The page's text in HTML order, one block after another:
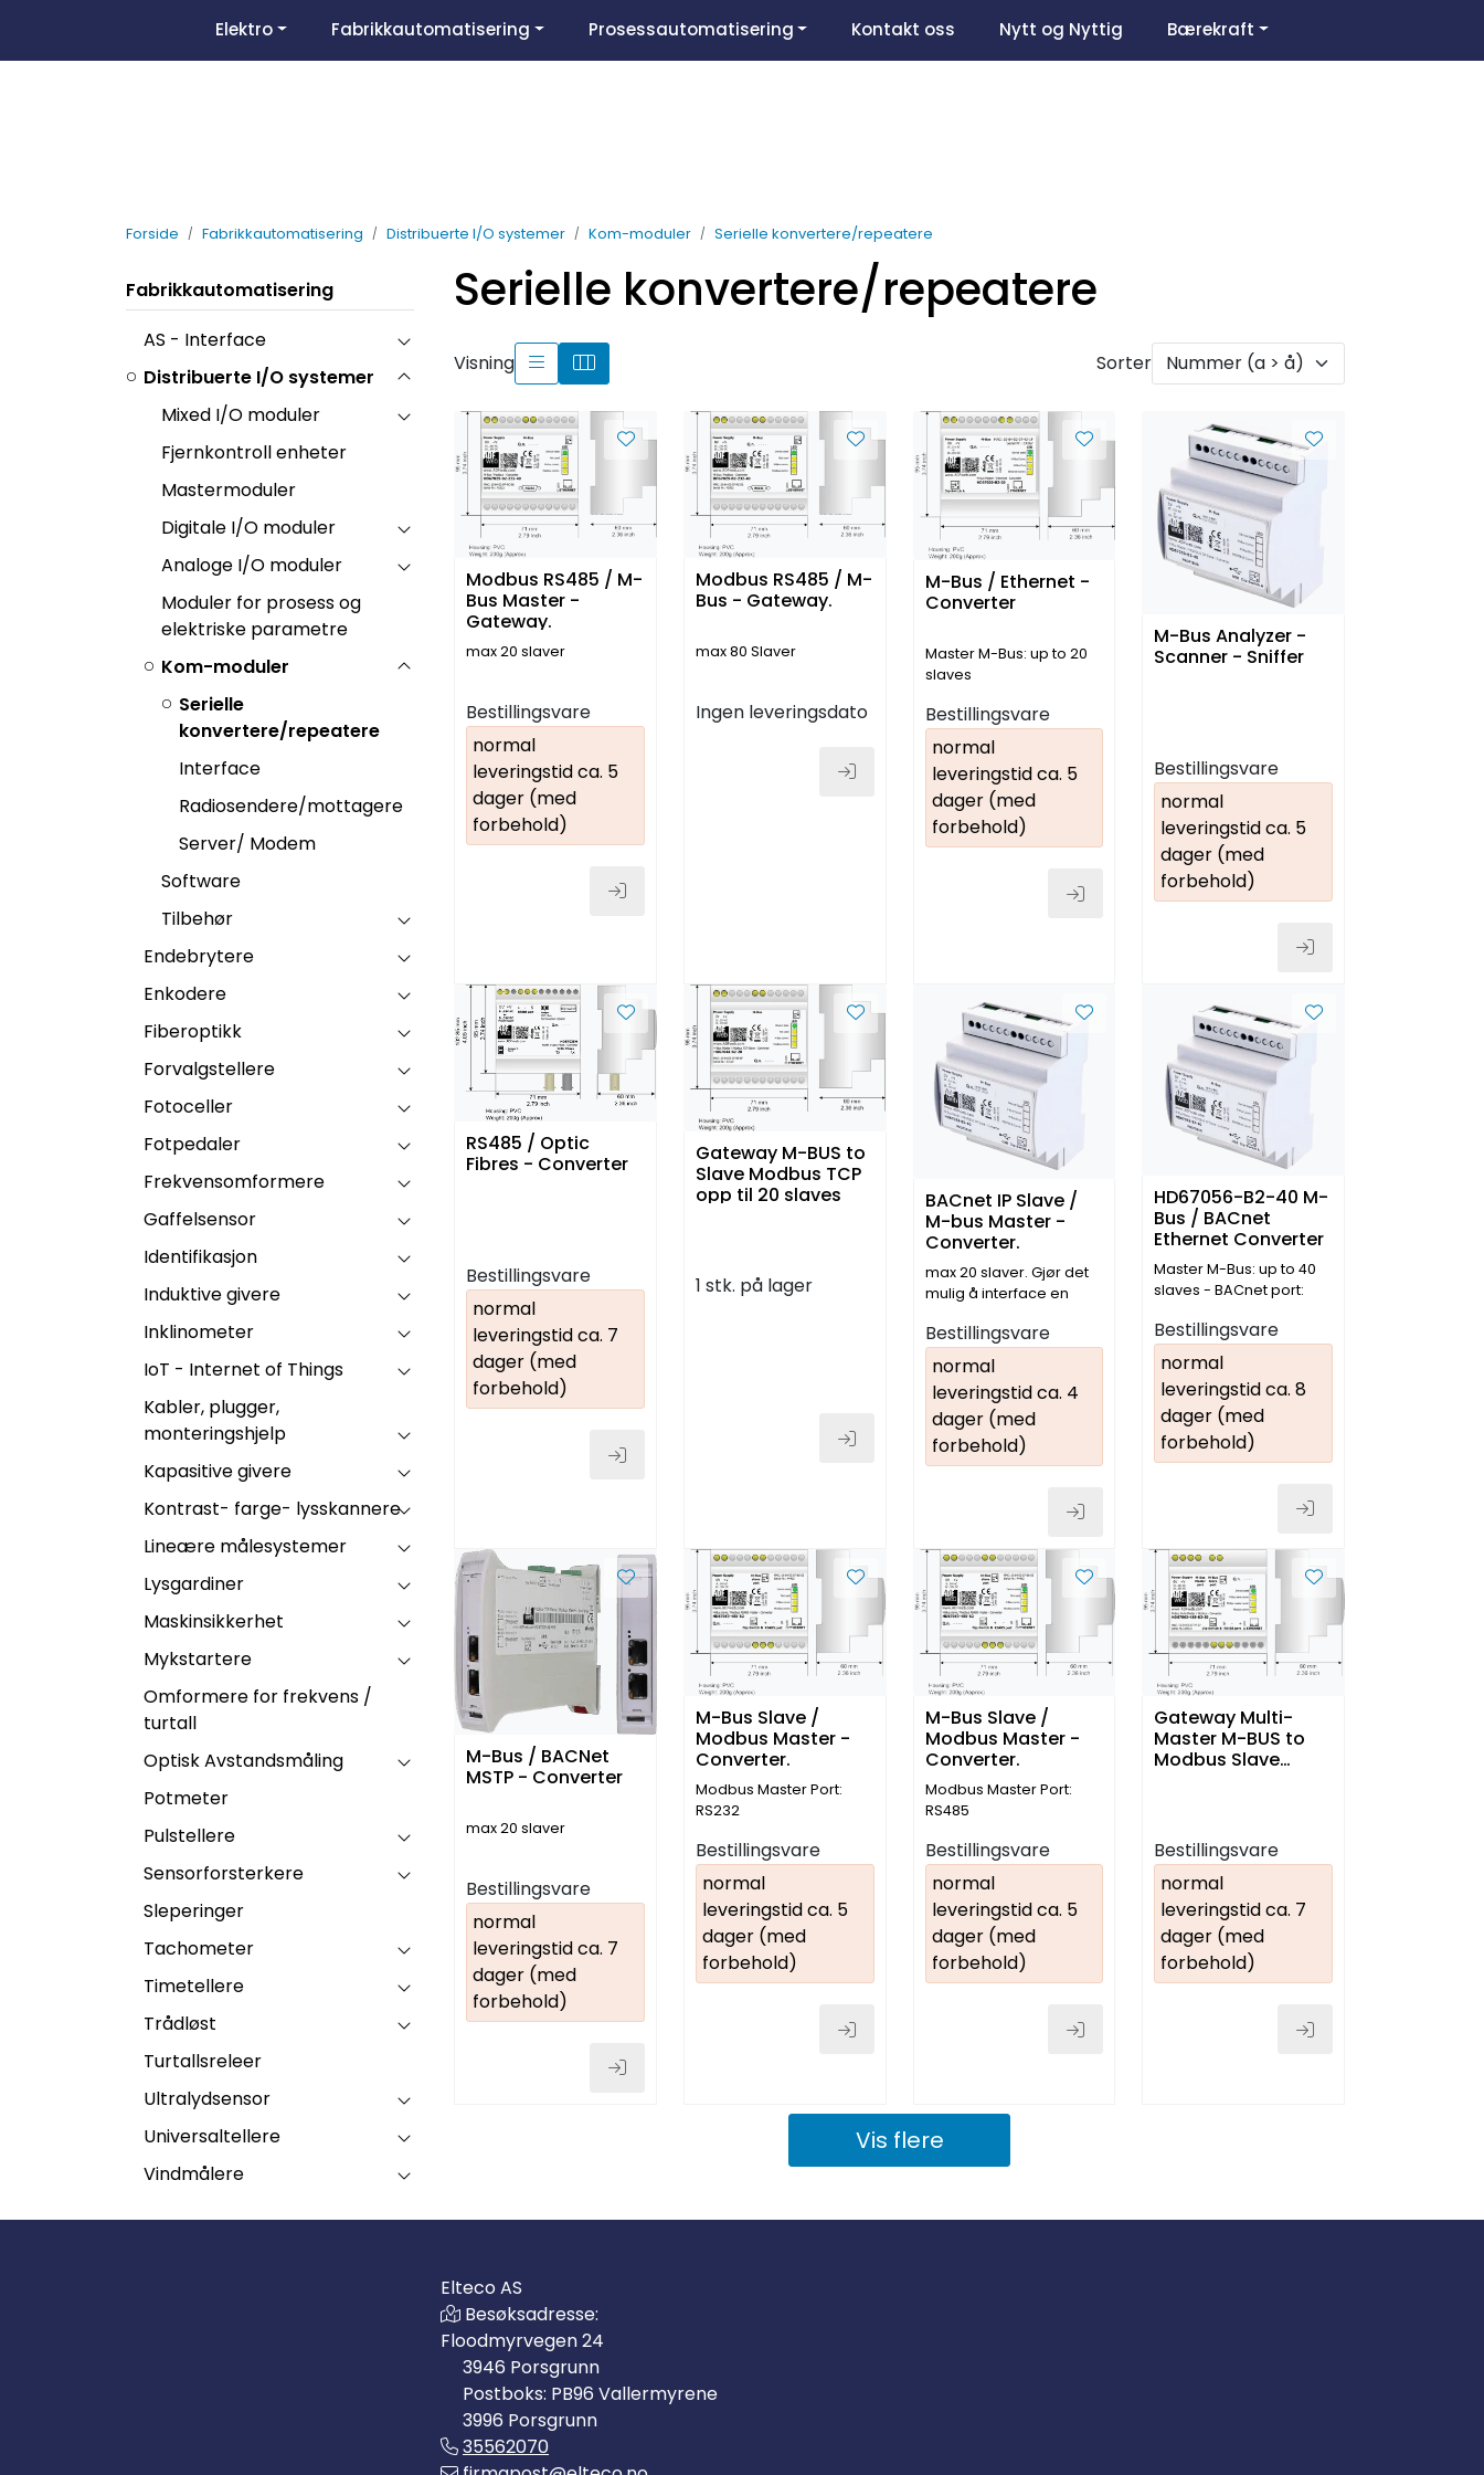
Om oss Favoritter
Elektro Fabrikkautomatisering Prosessautomatisering Kontakt oss Nytt og Nyttig Bærekraft
Forside Fabrikkautomatisering Distribuerte I/O systemer Kom-moduler Serielle konvertere/repeatere
Fabrikkautomatisering
AS - Interface
Distribuerte I/O systemer
Mixed I/O moduler
Fjernkontroll enheter
Mastermoduler
Digitale I/O moduler
Analoge I/O moduler
Moduler for prosess og
elektriske parametre
Kom-moduler
Serielle
konvertere/repeatere
Interface
Radiosendere/mottagere
Server/ Modem
Software
Tilbehør
Endebrytere
Enkodere
Fiberoptikk
Forvalgstellere
Fotoceller
Fotpedaler
Frekvensomformere
Gaffelsensor
Identifikasjon
Induktive givere
Inklinometer
IoT - Internet of Things
Kabler, plugger,
monteringshjelp
Kapasitive givere
Kontrast- farge- lysskannere
Lineære målesystemer
Lysgardiner
Maskinsikkerhet
Mykstartere
Omformere for frekvens /
turtall
Optisk Avstandsmåling
Potmeter
Pulstellere
Sensorforsterkere
Sleperinger
Tachometer
Timetellere
Trådløst
Turtallsreleer
Ultralydsensor
Universaltellere
Vindmålere
Serielle konvertere/repeatere
Visning Sorter
Modbus RS485 / M-
Bus Master -
Gateway.
max 20 slaver
Bestillingsvare
normal
leveringstid ca. 5
dager (med
forbehold)
Modbus RS485 / M-
Bus - Gateway.
max 80 Slaver
Ingen leveringsdato
M-Bus / Ethernet -
Converter
Master M-Bus: up to 20
slaves
Bestillingsvare
normal
leveringstid ca. 5
dager (med
forbehold)
M-Bus Analyzer -
Scanner - Sniffer
Bestillingsvare
normal
leveringstid ca. 5
dager (med
forbehold)
RS485 / Optic
Fibres - Converter
Bestillingsvare
normal
leveringstid ca. 7
dager (med
forbehold)
Gateway M-BUS to
Slave Modbus TCP
opp til 20 slaves
1 stk. på lager
BACnet IP Slave /
M-bus Master -
Converter.
max 20 slaver. Gjør det
mulig å interface en
M-bus slaver
Bestillingsvare
normal
leveringstid ca. 4
dager (med
forbehold)
HD67056-B2-40 M-
Bus / BACnet
Ethernet Converter
Master M-Bus: up to 40
slaves - BACnet port:
Bestillingsvare
normal
leveringstid ca. 8
dager (med
forbehold)
M-Bus / BACNet
MSTP - Converter
max 20 slaver
Bestillingsvare
normal
leveringstid ca. 7
dager (med
forbehold)
M-Bus Slave /
Modbus Master -
Converter.
Modbus Master Port:
RS232
Bestillingsvare
normal
leveringstid ca. 5
dager (med
forbehold)
M-Bus Slave /
Modbus Master -
Converter.
Modbus Master Port:
RS485
Bestillingsvare
normal
leveringstid ca. 5
dager (med
forbehold)
Gateway Multi-
Master M-BUS to
Modbus Slave
Bestillingsvare
normal
leveringstid ca. 7
dager (med
forbehold)
Vis flere
Elteco AS
Besøksadresse:
Floodmyrvegen 24
3946 Porsgrunn
Postboks: PB96 Vallermyrene
3996 Porsgrunn
35562070